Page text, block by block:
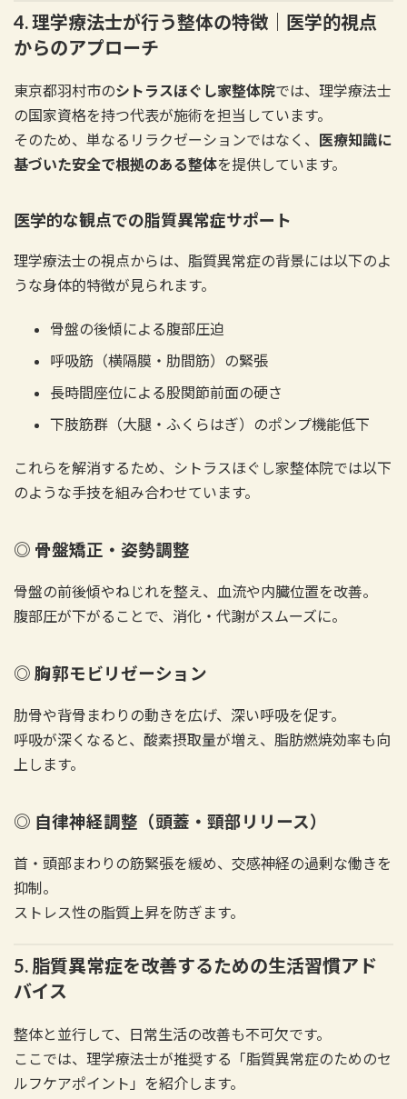
4. 理学療法士が行う整体の特徴｜医学的視点
からのアプローチ
東京都羽村市のシトラスほぐし家整体院では、理学療法士
の国家資格を持つ代表が施術を担当しています。
そのため、単なるリラクゼーションではなく、 医療知識に
基づいた安全で根拠のある整体を提供しています。
医学的な観点での脂質異常症サポート
理学療法士の視点からは、脂質異常症の背景には以下のよ
うな身体的特徴が見られます。
骨盤の後傾による腹部圧迫
呼吸筋（横隔膜・肋間筋）の緊張
長時間座位による股関節前面の硬さ
下肢筋群（大腿・ふくらはぎ）のポンプ機能低下
これらを解消するため、シトラスほぐし家整体院では以下
のような手技を組み合わせています。
◎ 骨盤矯正・姿勢調整
骨盤の前後傾やねじれを整え、血流や内臓位置を改善。
腹部圧が下がることで、消化・代謝がスムーズに。
◎ 胸郭モビリゼーション
肋骨や背骨まわりの動きを広げ、深い呼吸を促す。
呼吸が深くなると、酸素摂取量が増え、脂肪燃焼効率も向
上します。
◎ 自律神経調整（頭蓋・頸部リリース）
首・頭部まわりの筋緊張を緩め、交感神経の過剰な働きを
抑制。
ストレス性の脂質上昇を防ぎます。
5. 脂質異常症を改善するための生活習慣アド
バイス
整体と並行して、日常生活の改善も不可欠です。
ここでは、理学療法士が推奨する「脂質異常症のためのセ
ルフケアポイント」を紹介します。